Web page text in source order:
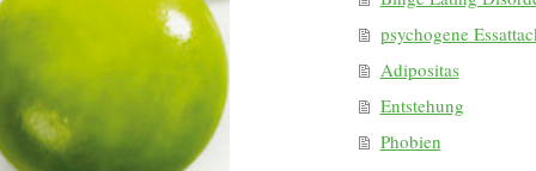
psychogene
Adipositas
Entstehung
Phobien